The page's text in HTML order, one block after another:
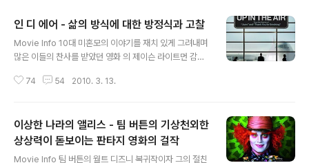
인 디 에어 - 삶의 방식에 대한 방정식과 고찰
Movie Info 10대 미혼모의 이야기를 재치 있게 그려내며
많은 이들의 찬사를 받았던 영화 의 제이슨 라이트먼 감독
자신의 입맛에 맞게 각색하여 영화로 만들어 냈다. 조지 클
란 인물은 1년 중 3분의 2를 비행기로 여행하며 품위 있게
절망을 주는 베테랑 해고 전문가다. 라이언 빙햄이 단순히
해고를 통보하는 것만은 아니다. 절망을 안겨 주는 동시에
74 54 2010. 3. 13.
이상한 나라의 앨리스 - 팀 버튼의 기상천외한
상상력이 돋보이는 판타지 영화의 걸작
Movie Info 팀 버튼의 월트 디즈니 복귀작이자 그의 절친